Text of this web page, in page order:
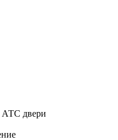
АТС двери